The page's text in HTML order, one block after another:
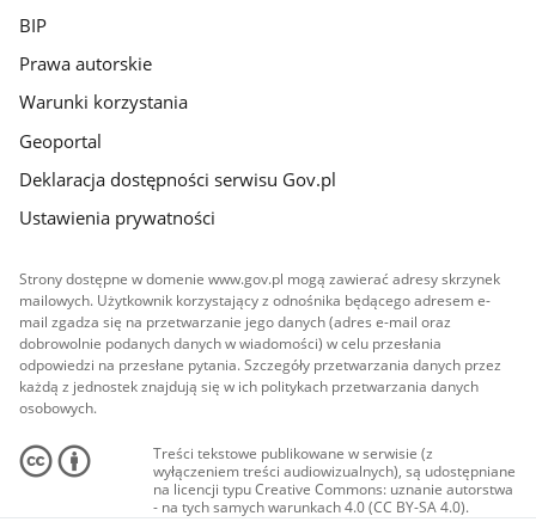
BIP
Prawa autorskie
Warunki korzystania
Geoportal
Deklaracja dostępności serwisu Gov.pl
Ustawienia prywatności
Strony dostępne w domenie www.gov.pl mogą zawierać adresy skrzynek
mailowych. Użytkownik korzystający z odnośnika będącego adresem e-
mail zgadza się na przetwarzanie jego danych (adres e-mail oraz
dobrowolnie podanych danych w wiadomości) w celu przesłania
odpowiedzi na przesłane pytania. Szczegóły przetwarzania danych przez
każdą z jednostek znajdują się w ich politykach przetwarzania danych
osobowych.
Treści tekstowe publikowane w serwisie (z
wyłączeniem treści audiowizualnych), są udostępniane
na licencji typu Creative Commons: uznanie autorstwa
- na tych samych warunkach 4.0 (CC BY-SA 4.0).